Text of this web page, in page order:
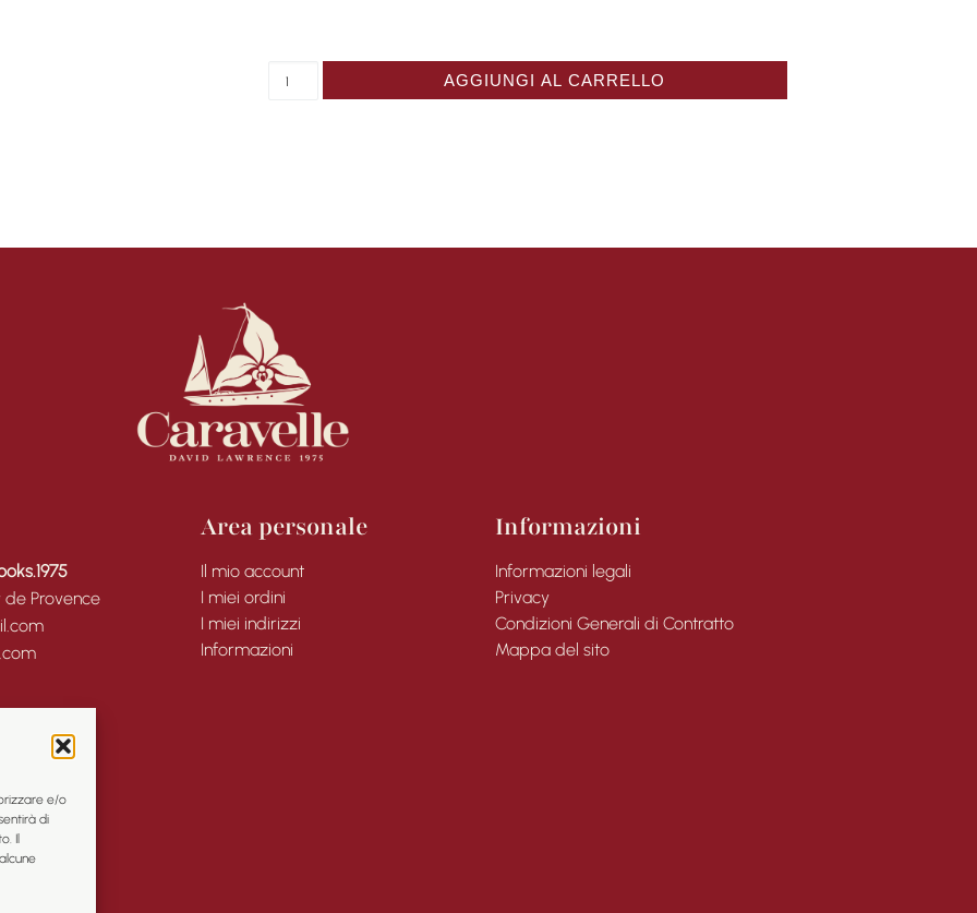
e/o
di
Il
AGGIUNGI AL CARRELLO
de Provence
Area personale
Il mio account
I miei ordini
I miei indirizzi
Informazioni
Informazioni
Informazioni legali
Privacy
Condizioni Generali di Contratto
Mappa del sito